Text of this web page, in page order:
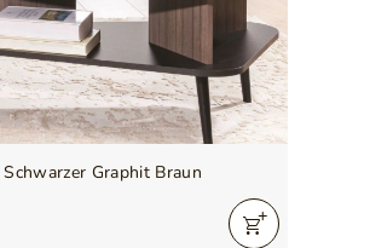
Graphit Braun